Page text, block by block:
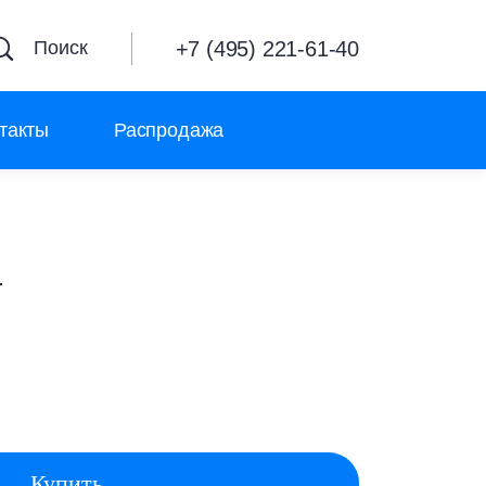
Поиск +7 (495) 221-61-40
Распродажа